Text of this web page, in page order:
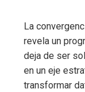
La
revela un
deja de ser
en un eje
transformar